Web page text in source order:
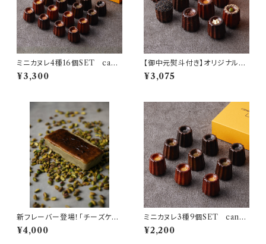
ミニカヌレ4種16個SET cane
lé de CHIANTI mini
¥3,300
【御中元熨斗付き】オリジナルカ
ヌレ 10個SET 自家製 cane
lé de CHIANTI
¥3,075
新フレーバー登場！「チーズケー
キに革命を」 オリジナル ピス
タチオのベイクドチーズケーキ
¥4,000
ミニカヌレ3種9個SET canel
é de CHIANTI mini
¥2,200